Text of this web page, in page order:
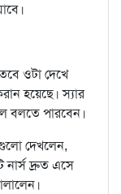
ওটা দেখে
হয়েছে। স্যার
বলতে পারবেন।
দেখলেন,
নার্স দ্রুত এসে